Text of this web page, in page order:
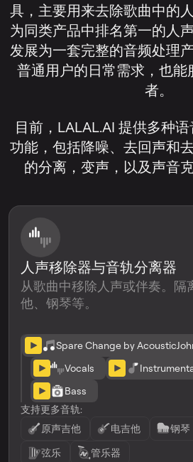
具，主要用来去除歌曲中的
为同类产品中排名第一的人
发展为一套完整的音频处理
普通用户的日常需求，也能
者。
目前，LALAL.AI 提供多种
功能，包括降噪、去回声和
的分离，变声，以及声音
人声移除器与音轨分离器
从歌曲中移除人声或伴奏。隔
他、钢琴等。
Spare Change by
Vocals
Bass
支持更多音轨:
原声吉他
电吉他 钢琴
弦乐
管乐器